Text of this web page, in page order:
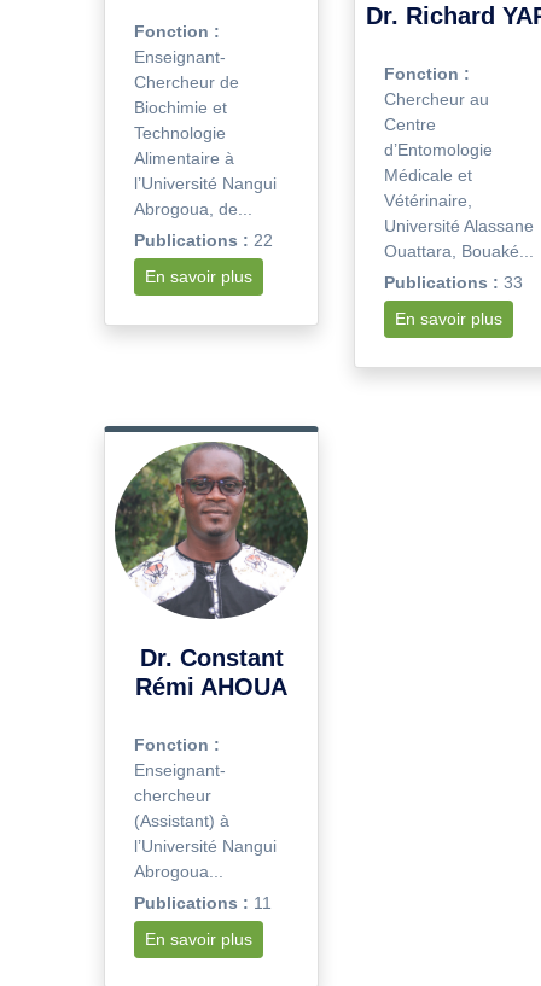
Fonction :
Enseignant-
Chercheur de
Biochimie et
Technologie
Alimentaire à
l’Université Nangui
Abrogoua, de...
Publications : 22
En savoir plus
Dr. Richard
Fonction :
Chercheur au
Centre
d’Entomologie
Médicale et
Vétérinaire,
Université Alassane
Ouattara, Bouaké...
Publications : 33
En savoir plus
Dr. Constant
Rémi AHOUA
Fonction :
Enseignant-
chercheur
(Assistant) à
l’Université Nangui
Abrogoua...
Publications : 11
En savoir plus